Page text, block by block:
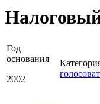
Год
основания
2002